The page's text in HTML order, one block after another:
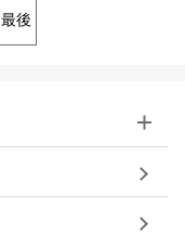
最後